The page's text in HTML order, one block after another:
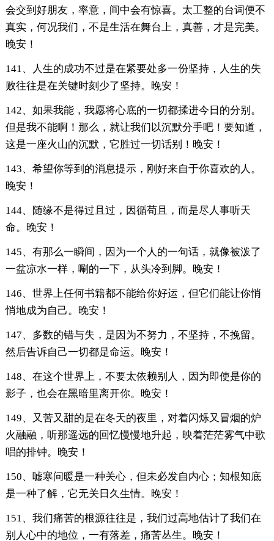
会交到好朋友，率意，间中会有惊喜。太工整的台词便不
真实，何况我们，不是生活在舞台上，真善，才是完美。
晚安！
141、人生的成功不过是在紧要处多一份坚持，人生的失
败往往是在关键时刻少了坚持。晚安！
142、如果我能，我愿将心底的一切都揉进今日的分别。
但是我不能啊！那么，就让我们以沉默分手吧！要知道，
这是一座火山的沉默，它胜过一切话别！晚安！
143、希望你等到的消息提示，刚好来自于你喜欢的人。
晚安！
144、随缘不是得过且过，因循苟且，而是尽人事听天
命。晚安！
145、有那么一瞬间，因为一个人的一句话，就像被泼了
一盆凉水一样，唰的一下，从头冷到脚。晚安！
146、世界上任何书籍都不能给你好运，但它们能让你悄
悄地成为自己。晚安！
147、多数的错与失，是因为不努力，不坚持，不挽留。
然后告诉自己一切都是命运。晚安！
148、在这个世界上，不要太依赖别人，因为即使是你的
影子，也会在黑暗里离开你。晚安！
149、又苦又甜的是在冬天的夜里，对着闪烁又冒烟的炉
火融融，听那遥远的回忆慢慢地升起，映着茫茫雾气中歌
唱的排钟。晚安！
150、嘘寒问暖是一种关心，但未必发自内心；知根知底
是一种了解，它无关日久生情。晚安！
151、我们痛苦的根源往往是，我们过高地估计了我们在
别人心中的地位，一有落差，痛苦丛生。晚安！